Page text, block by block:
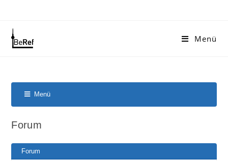
springen
Menü
Menü
Navigation
Forum
Forum